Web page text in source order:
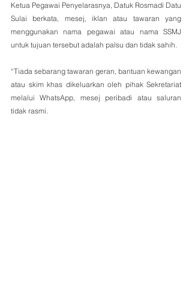
Ketua Pegawai Penyelarasnya, Datuk Rosmadi Datu
Sulai berkata, mesej, iklan atau tawaran yang
menggunakan nama pegawai atau nama SSMJ
“Tiada sebarang tawaran geran, bantuan kewangan
atau skim khas dikeluarkan oleh pihak Sekretariat
melalui WhatsApp, mesej peribadi atau saluran
tidak rasmi.